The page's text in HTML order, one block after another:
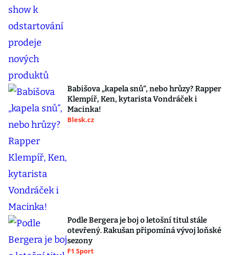
Babišova „kapela snů“, nebo hrůzy? Rapper
Klempíř, Ken, kytarista Vondráček i
Macinka!
Blesk.cz
Podle Bergera je boj o letošní titul stále
otevřený. Rakušan připomíná vývoj loňské
sezony
F1 Sport